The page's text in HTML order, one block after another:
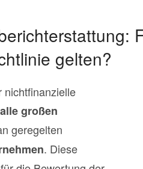
gelten?
nichtfinanzielle
alle großen
geregelten
. Diese